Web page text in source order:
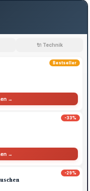
🔌 Technik
Bestseller
→
-33%
→
-29%